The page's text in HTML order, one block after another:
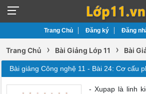
Trang Chủ Đăng ký Đăng
Trang Chủ › Bài Giảng Lớp 11 › Bài
Bài giảng Công nghệ 11 - Bài 24: Cơ cấu
- Xupap là linh